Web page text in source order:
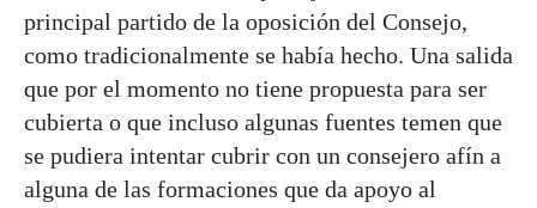
principal partido de la oposición del Consejo,
como tradicionalmente se había hecho. Una salida
que por el momento no tiene propuesta para ser
cubierta o que incluso algunas fuentes temen que
se pudiera intentar cubrir con un consejero afín a
alguna de las formaciones que da apoyo al